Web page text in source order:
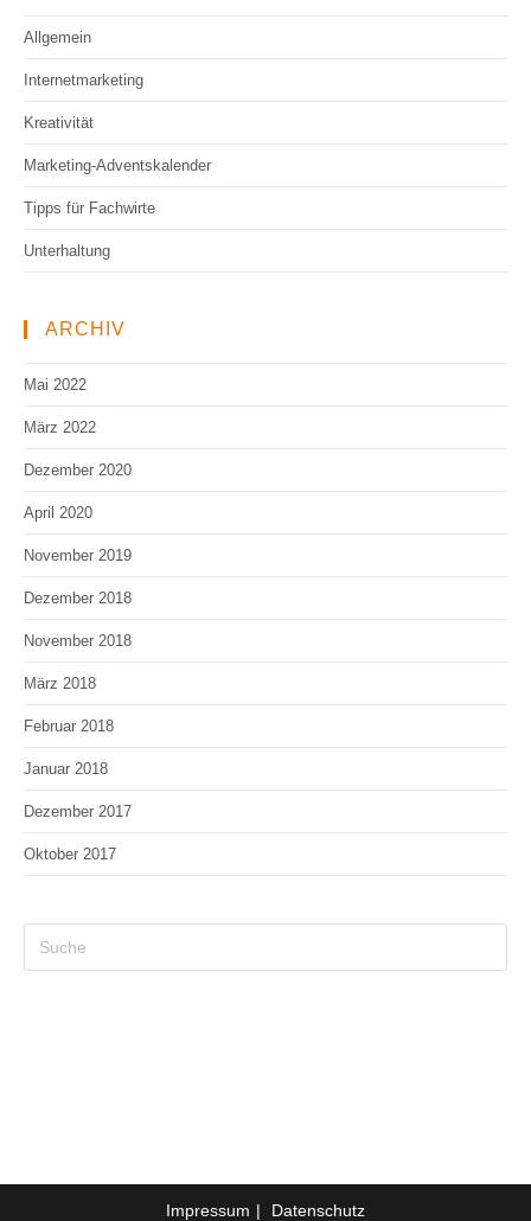
Allgemein
Internetmarketing
Kreativität
Marketing-Adventskalender
Tipps für Fachwirte
Unterhaltung
ARCHIV
Mai 2022
März 2022
Dezember 2020
April 2020
November 2019
Dezember 2018
November 2018
März 2018
Februar 2018
Januar 2018
Dezember 2017
Oktober 2017
Search
this
Impressum Datenschutz